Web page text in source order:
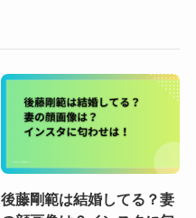
後藤剛範は結婚してる？妻